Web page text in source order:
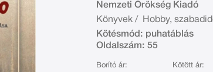
Nemzeti Örökség Kiadó
Könyvek /
Hobby,
Kötésmód: puhatáblás
Oldalszám: 55
Borító ár: Kötött ár: